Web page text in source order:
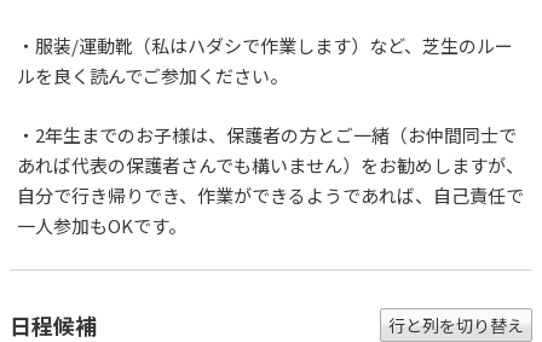
・服装/運動靴（私はハダシで作業します）など、芝生のルー
ルを良く読んでご参加ください。
・2年生までのお子様は、保護者の方とご一緒（お仲間同士で
あれば代表の保護者さんでも構いません）をお勧めしますが、
自分で行き帰りでき、作業ができるようであれば、自己責任で
一人参加もOKです。
日程候補 行と列を切り替え